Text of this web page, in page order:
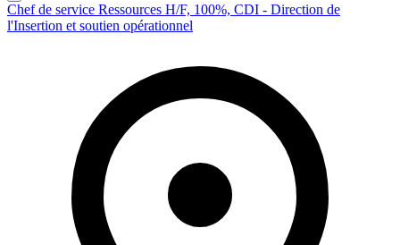
Chef de service Ressources H/F, 100%, CDI - Direction de
l'Insertion et soutien opérationnel